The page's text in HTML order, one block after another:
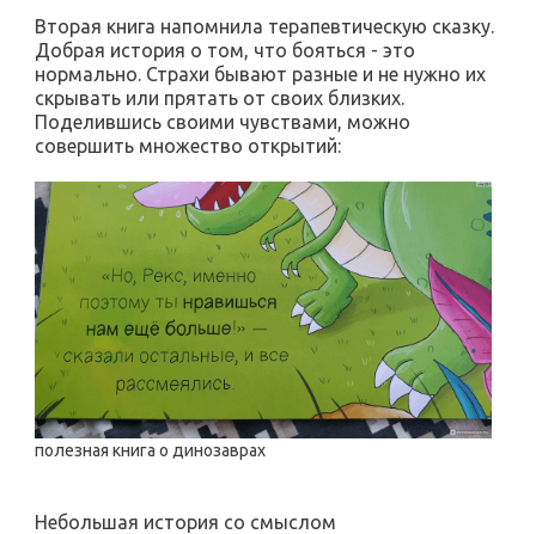
Вторая книга напомнила терапевтическую сказку.
Добрая история о том, что бояться - это
нормально. Страхи бывают разные и не нужно их
скрывать или прятать от своих близких.
Поделившись своими чувствами, можно
совершить множество открытий:
полезная книга о динозаврах
Небольшая история со смыслом